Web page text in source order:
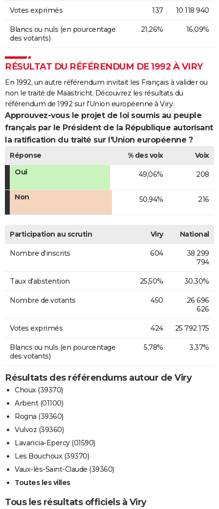
Votes exprimés 137 10 118 940
Blancs ou nuls (en pourcentage
des votants)
21,26% 16,09%
RÉSULTAT DU RÉFÉRENDUM DE 1992 À VIRY
En 1992, un autre référendum invitait les Français à valider ou
non le traité de Maastricht. Découvrez les résultats du
référendum de 1992 sur l'Union européenne à Viry.
Approuvez-vous le projet de loi soumis au peuple
français par le Président de la République autorisant
la ratification du traité sur l'Union européenne ?
Réponse % des voix
Voix
Oui
49,06% 208
Non 50,94% 216
Participation au scrutin Viry National
Nombre d'inscrits 604
38 299
794
Taux d'abstention 25,50% 30,30%
Nombre de votants 450
26 696
626
Votes exprimés 424 25 792 175
Blancs ou nuls (en pourcentage
des votants)
5,78% 3,37%
Résultats des référendums autour de Viry
Choux (39370)
Arbent (01100)
Rogna (39360)
Vulvoz (39360)
Lavancia-Epercy (01590)
Les Bouchoux (39370)
Vaux-lès-Saint-Claude (39360)
Toutes les villes
Tous les résultats officiels à Viry